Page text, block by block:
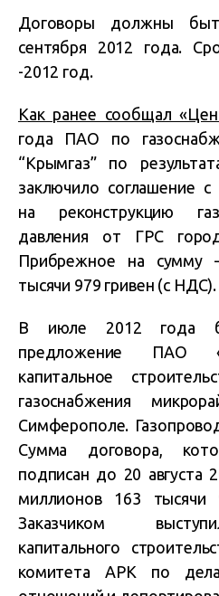
Договоры должны
сентября 2012 года.
-2012 год.
Как ранее сообщал
года ПАО по
“Крымгаз” по
заключило соглашение
на реконструкцию
давления от ГРС
Прибрежное на сумму
тысячи 979 гривен (с НДС).
В июле 2012 года
предложение ПАО
капитальное
газоснабжения
Симферополе.
Сумма договора,
подписан до 20 августа
миллионов 163
Заказчиком
капитального
комитета АРК по